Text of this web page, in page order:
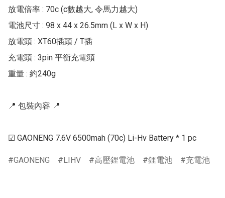
放電倍率 : 70c (c數越大, 令馬力越大)
電池尺寸 : 98 x 44 x 26.5mm (L x W x H)
放電頭 : XT60插頭 / T插
充電頭 : 3pin 平衡充電頭
重量 : 約240g
📍 包裝內容 📍
☑ GAONENG 7.6V 6500mah (70c) Li-Hv Battery * 1 pc
GAONENG LIHV 高壓鋰電池 鋰電池 充電池